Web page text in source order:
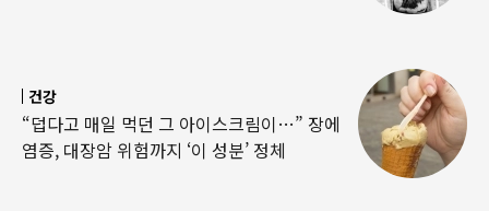
건강
“덥다고 매일 먹던 그 아이스크림이…” 장에
염증, 대장암 위험까지 ‘이 성분’ 정체